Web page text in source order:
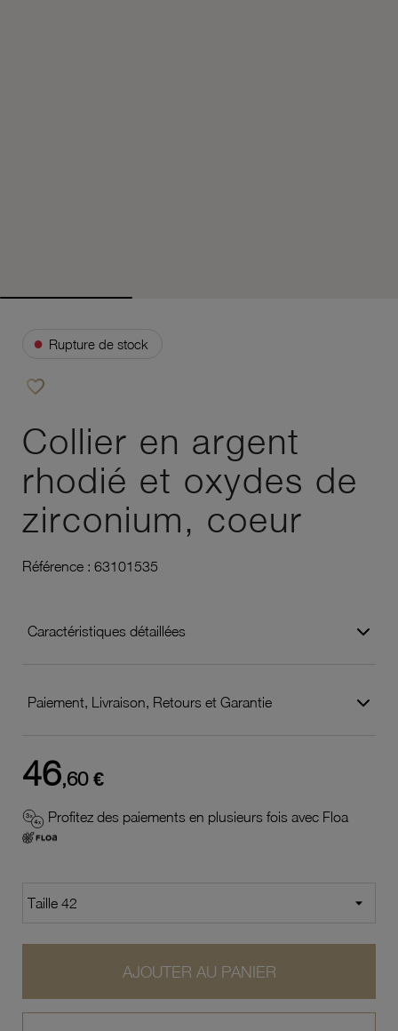
● Rupture de stock
favorite_border
Collier en argent
rhodié et oxydes de
zirconium, coeur
Référence : 63101535
Caractéristiques détaillées
Paiement, Livraison, Retours et Garantie
46,60 €
Profitez des paiements en plusieurs fois avec Floa
AJOUTER AU PANIER